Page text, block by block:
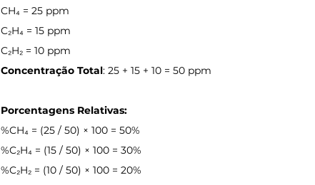
CH₄ = 25 ppm
C₂H₄ = 15 ppm
C₂H₂ = 10 ppm
Concentração Total: 25 + 15 + 10 = 50 ppm
Porcentagens Relativas:
%CH₄ = (25 / 50) × 100 = 50%
%C₂H₄ = (15 / 50) × 100 = 30%
%C₂H₂ = (10 / 50) × 100 = 20%